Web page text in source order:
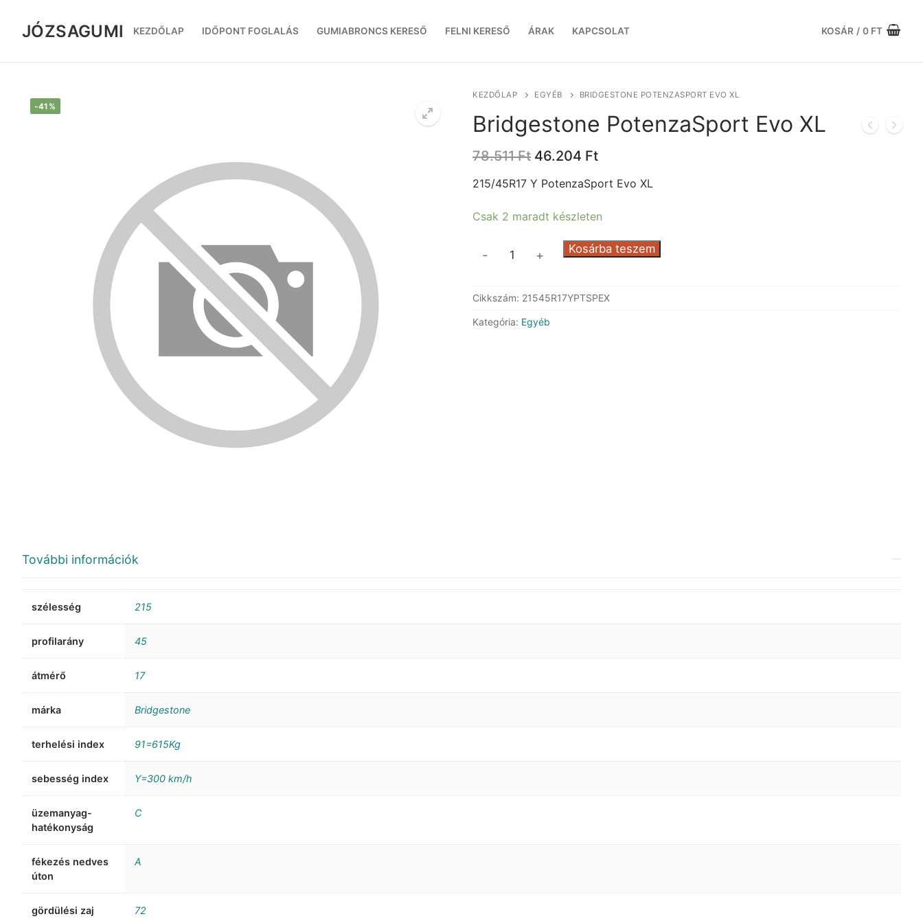
tartalomra
JÓZSAGUMI KEZDŐLAP IDŐPONT FOGLALÁS GUMIABRONCS KERESŐ FELNI KERESŐ ÁRAK KAPCSOLAT KOSÁR / 0 FT
-41%
KEZDŐLAP EGYÉB BRIDGESTONE POTENZASPORT EVO XL
Bridgestone PotenzaSport Evo XL
78.511Ft Original
was:
46.204 FtCurrent
is:
215/45R17 Y PotenzaSport Evo XL
Csak 2 maradt készleten
Bridgestone
XL
mennyiség
- + Kosárba teszem
Cikkszám: 21545R17YPTSPEX
Kategória: Egyéb
További információk
szélesség 215
profilarány 45
átmérő 17
márka Bridgestone
terhelési index 91=615Kg
sebesség index Y=300 km/h
üzemanyag-
hatékonyság
C
fékezés nedves
úton
A
gördülési zaj 72